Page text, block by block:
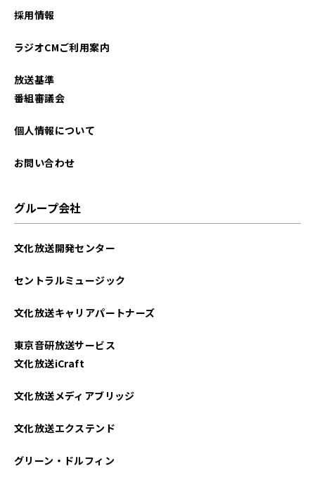
採用情報
ラジオCMご利用案内
放送基準
番組審議会
個人情報について
お問い合わせ
グループ会社
文化放送開発センター
セントラルミュージック
文化放送キャリアパートナーズ
東京音研放送サービス
文化放送iCraft
文化放送メディアブリッジ
文化放送エクステンド
グリーン・ドルフィン